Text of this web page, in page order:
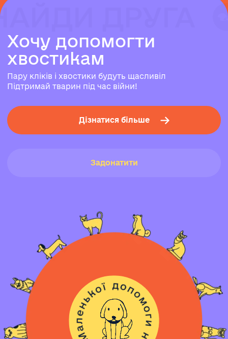
ДРУГА
ДРУГА
ДРУГА
Хочу допомогти
хвостикам
Пару кліків і хвостики будуть щасливіл
Підтримай тварин під час війни!
Дізнатися більше
Задонатити